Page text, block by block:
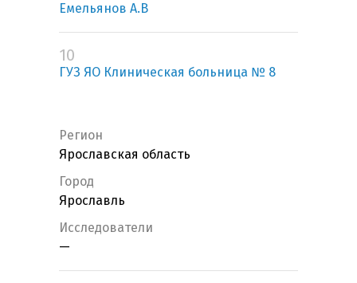
Емельянов А.В
10
ГУЗ ЯО Клиническая больница № 8
Регион
Ярославская область
Город
Ярославль
Исследователи
—